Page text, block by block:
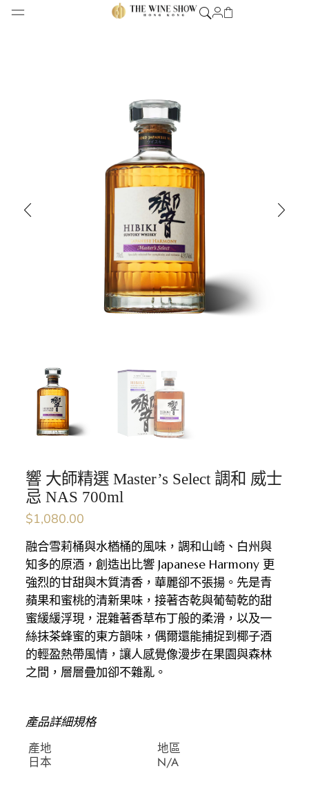
響 大師精選 Master’s Select 調和 威士
忌 NAS 700ml
$1,080.00
融合雪莉桶與水楢桶的風味，調和山崎、白州與
知多的原酒，創造出比響 Japanese Harmony 更
強烈的甘甜與木質清香，華麗卻不張揚。先是青
蘋果和蜜桃的清新果味，接著杏乾與葡萄乾的甜
蜜緩緩浮現，混雜著香草布丁般的柔滑，以及一
絲抹茶蜂蜜的東方韻味，偶爾還能捕捉到椰子酒
的輕盈熱帶風情，讓人感覺像漫步在果園與森林
之間，層層疊加卻不雜亂。
產品詳細規格
產地
日本
地區
N/A